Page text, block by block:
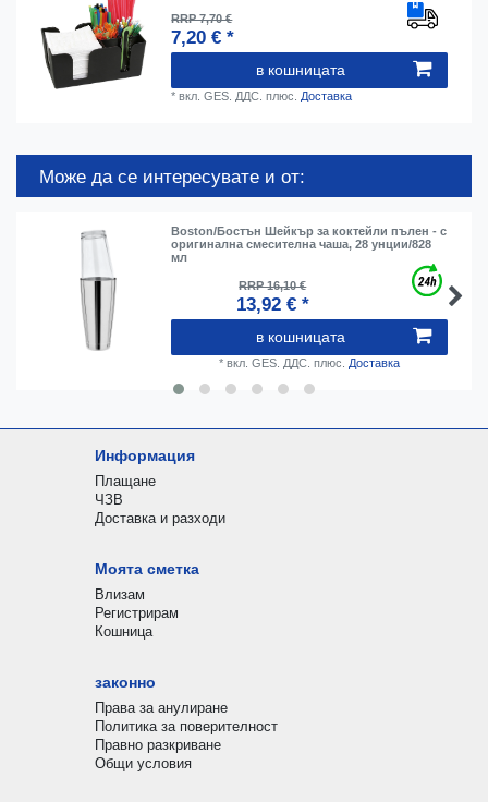
RRP 7,70 €
7,20 € *
в кошницата
*вкл. GES. ДДС. плюс. Доставка
Може да се интересувате и от:
Boston/Бостън Шейкър за коктейли пълен - с
оригинална смесителна чаша, 28 унции/828
мл
RRP 16,10 €
13,92 € *
в кошницата
* вкл. GES. ДДС. плюс. Доставка
Информация
Плащане
ЧЗВ
Доставка и разходи
Моята сметка
Влизам
Регистрирам
Кошница
законно
Права за анулиране
Политика за поверителност
Правно разкриване
Общи условия